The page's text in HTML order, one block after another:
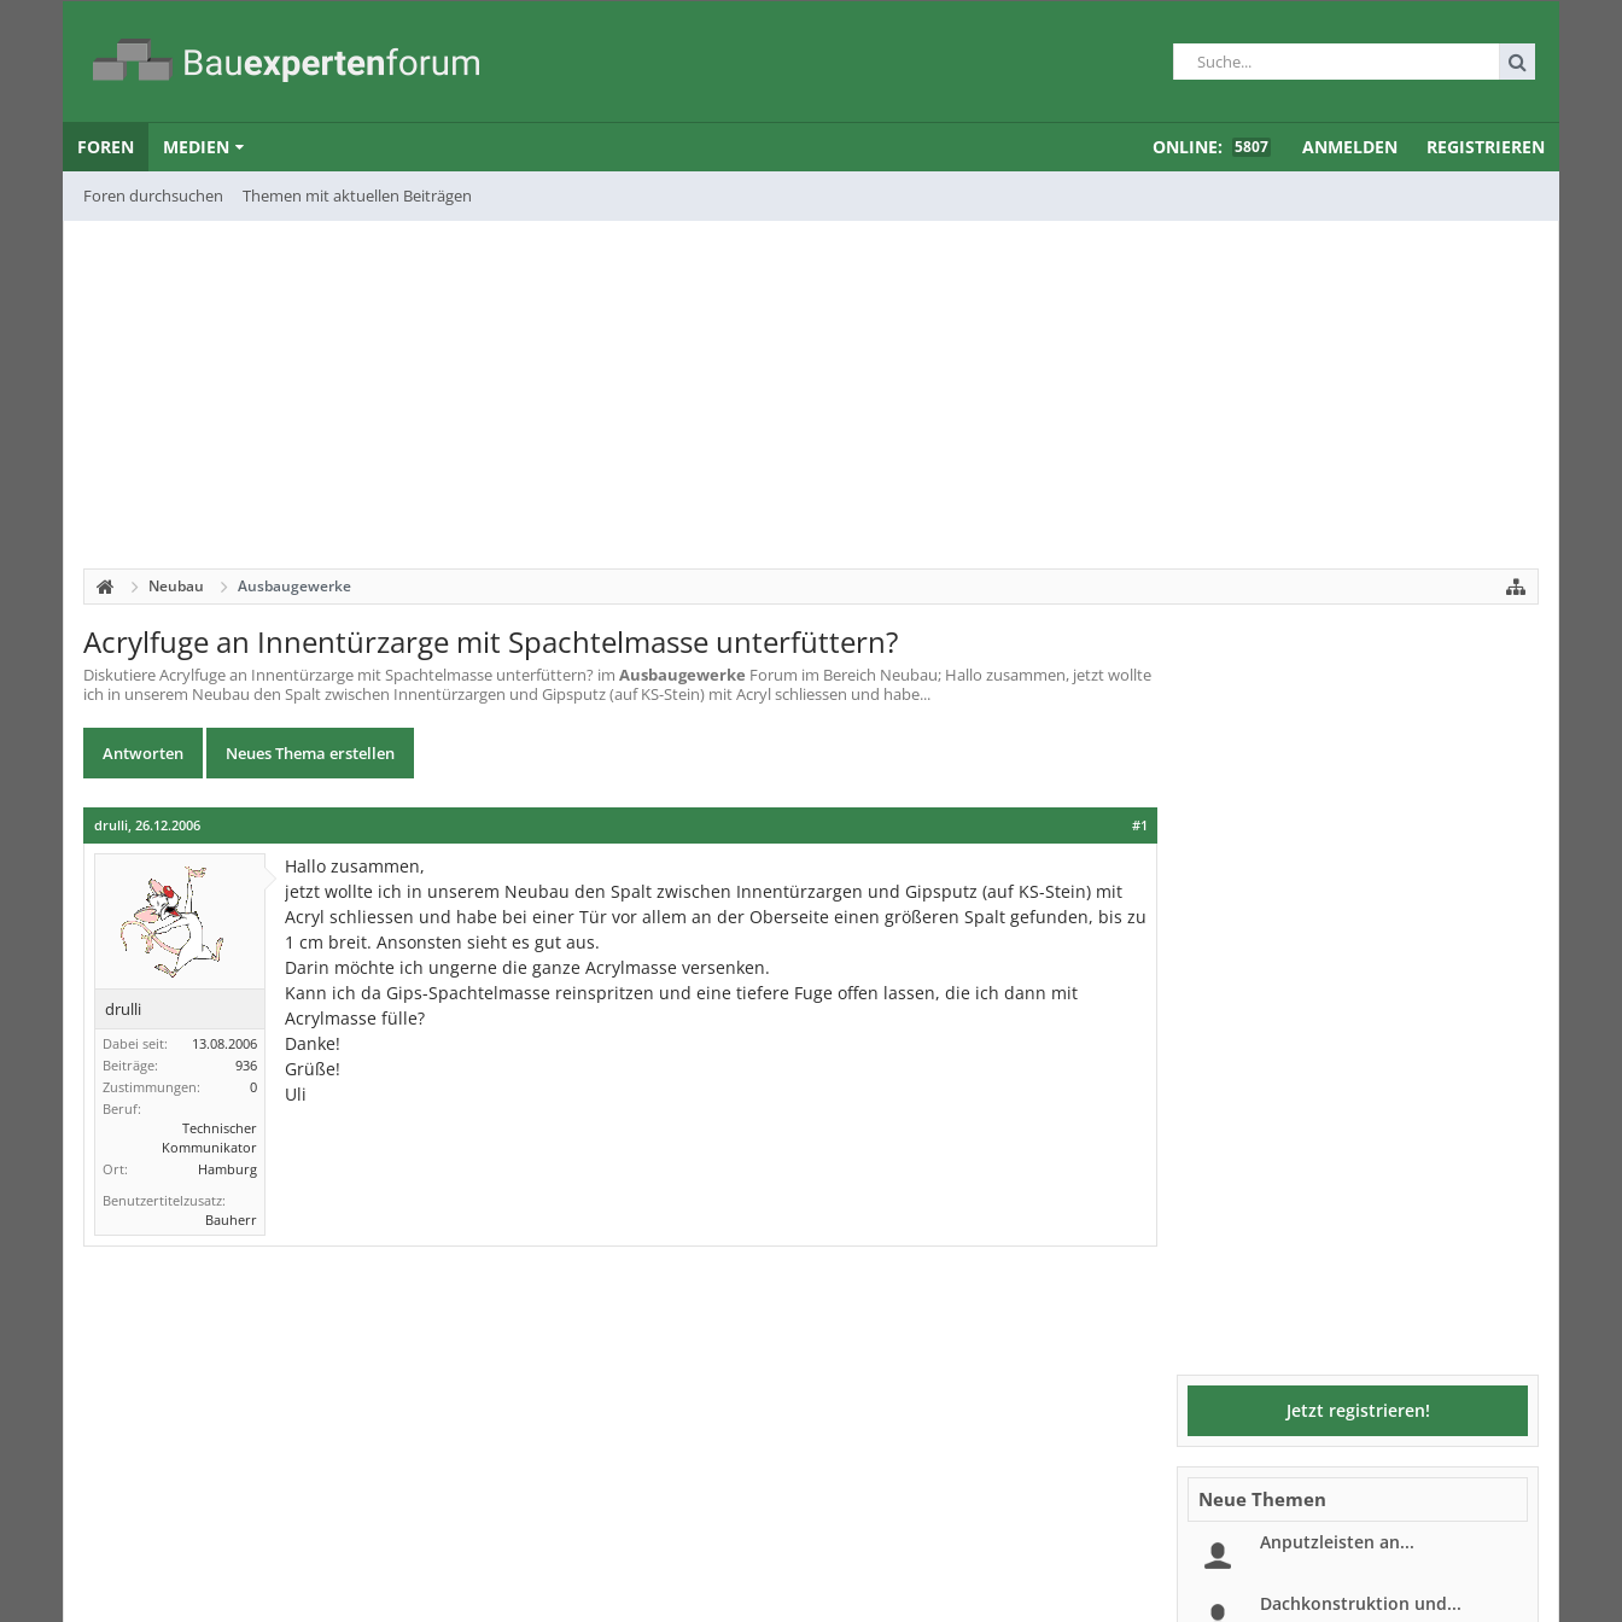
FOREN
Foren durchsuchen Themen mit aktuellen Beiträgen
MEDIEN ONLINE: 5807 ANMELDEN REGISTRIEREN
Neubau Ausbaugewerke
Acrylfuge an Innentürzarge mit Spachtelmasse unterfüttern?
DiskutiereAcrylfuge an Innentürzarge mit Spachtelmasse unterfüttern? im Ausbaugewerke Forum im Bereich Neubau; Hallo zusammen, jetzt wollte
ich in unserem Neubau den Spalt zwischen Innentürzargen und Gipsputz (auf KS-Stein) mit Acryl schliessen und habe...
Antworten Neues Thema erstellen
#1
drulli, 26.12.2006
drulli
Dabei seit:
13.08.2006
Beiträge:
936
Zustimmungen:
0
Beruf:
Technischer
Kommunikator
Ort:
Hamburg
Benutzertitelzusatz:
Bauherr
Hallo zusammen,
jetzt wollte ich in unserem Neubau den Spalt zwischen Innentürzargen und Gipsputz (auf KS-Stein) mit
Acryl schliessen und habe bei einer Tür vor allem an der Oberseite einen größeren Spalt gefunden, bis zu
1 cm breit. Ansonsten sieht es gut aus.
Darin möchte ich ungerne die ganze Acrylmasse versenken.
Kann ich da Gips-Spachtelmasse reinspritzen und eine tiefere Fuge offen lassen, die ich dann mit
Acrylmasse fülle?
Danke!
Grüße!
Uli
Jetzt registrieren!
Neue Themen
Anputzleisten an...
Dachkonstruktion und...